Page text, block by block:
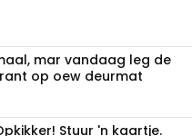
mar vandaag leg de
op oew deurmat
Stuur 'n kaartje.